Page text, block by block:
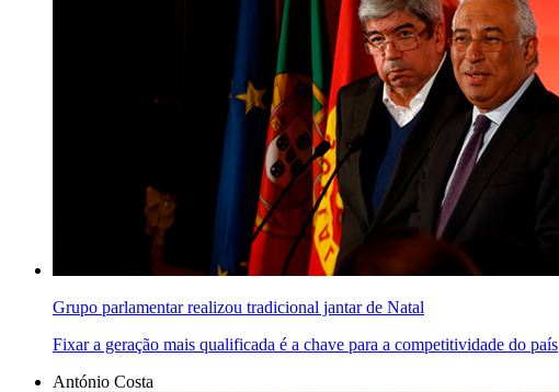
Grupo parlamentar realizou tradicional jantar de Natal
Fixar a geração mais qualificada é a chave para a competitividade do país
António Costa